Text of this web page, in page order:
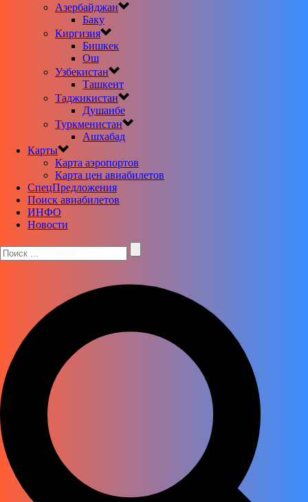
Азербайджан
Баку
Киргизия
Бишкек
Ош
Узбекистан
Ташкент
Таджикистан
Душанбе
Туркменистан
Ашхабад
Карты
Карта аэропортов
Карта цен авиабилетов
CпецПредложения
Поиск авиабилетов
ИНФО
Новости